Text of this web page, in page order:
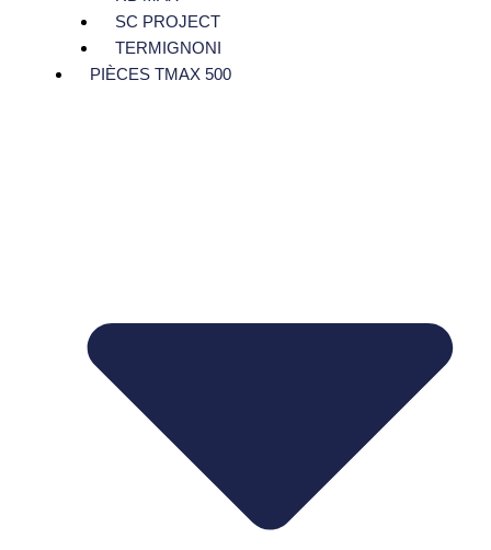
SC PROJECT
TERMIGNONI
PIÈCES TMAX 500